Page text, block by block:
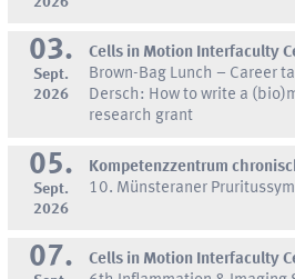
03.
Sept.
2026
Cells in Motion Interfaculty
Brown-Bag Lunch – Career
Dersch: How to write a
research grant
05.
Sept.
2026
Kompetenzzentrum
10. Münsteraner
07. Cells in Motion Interfaculty